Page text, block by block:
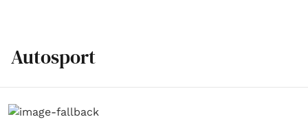
Autosport